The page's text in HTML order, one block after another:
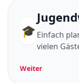
🎓Einfach
vielen
Weiter